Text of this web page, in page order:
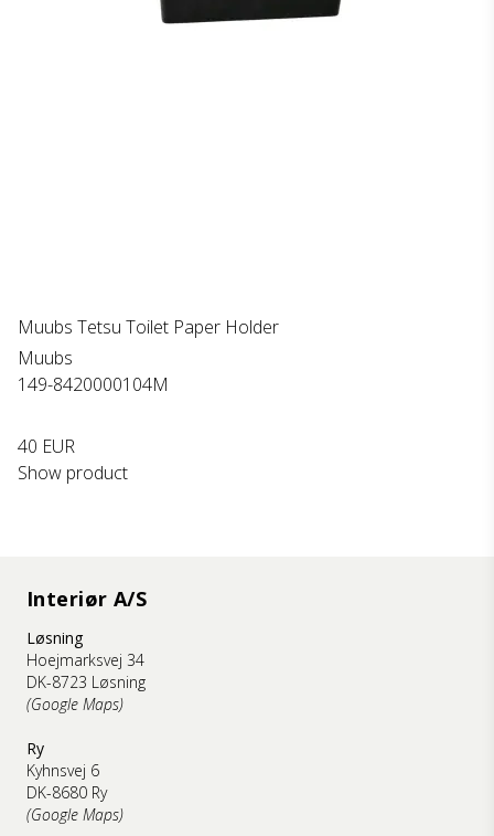
Muubs Tetsu Toilet Paper Holder
Muubs
149-8420000104M
40 EUR
Show product
Interiør A/S
Løsning
Hoejmarksvej 34
DK-8723 Løsning
(Google Maps)
Ry
Kyhnsvej 6
DK-8680 Ry
(Google Maps)